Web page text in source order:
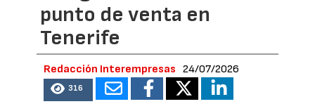
punto de venta en
Tenerife
Redacción Interempresas 24/07/2026
316